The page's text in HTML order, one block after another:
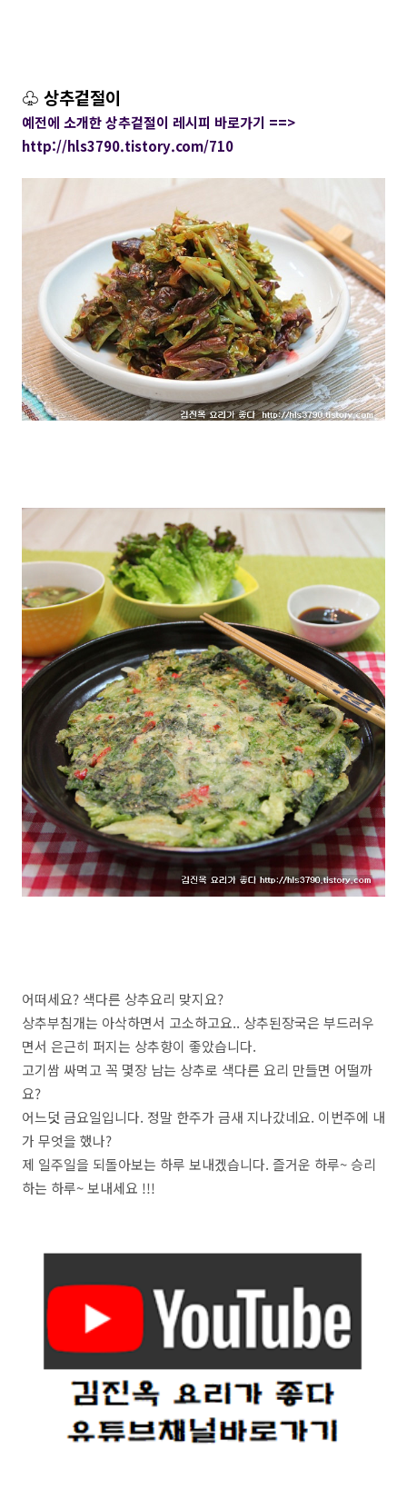
♧ 상추겉절이
예전에 소개한 상추겉절이 레시피 바로가기 ==>
http://hls3790.tistory.com/710
어떠세요? 색다른 상추요리 맞지요?
상추부침개는 아삭하면서 고소하고요.. 상추된장국은 부드러우
면서 은근히 퍼지는 상추향이 좋았습니다.
고기쌈 싸먹고 꼭 몇장 남는 상추로 색다른 요리 만들면 어떨까
요?
어느덧 금요일입니다. 정말 한주가 금새 지나갔네요. 이번주에 내
가 무엇을 했나?
제 일주일을 되돌아보는 하루 보내겠습니다. 즐거운 하루~ 승리
하는 하루~ 보내세요 !!!